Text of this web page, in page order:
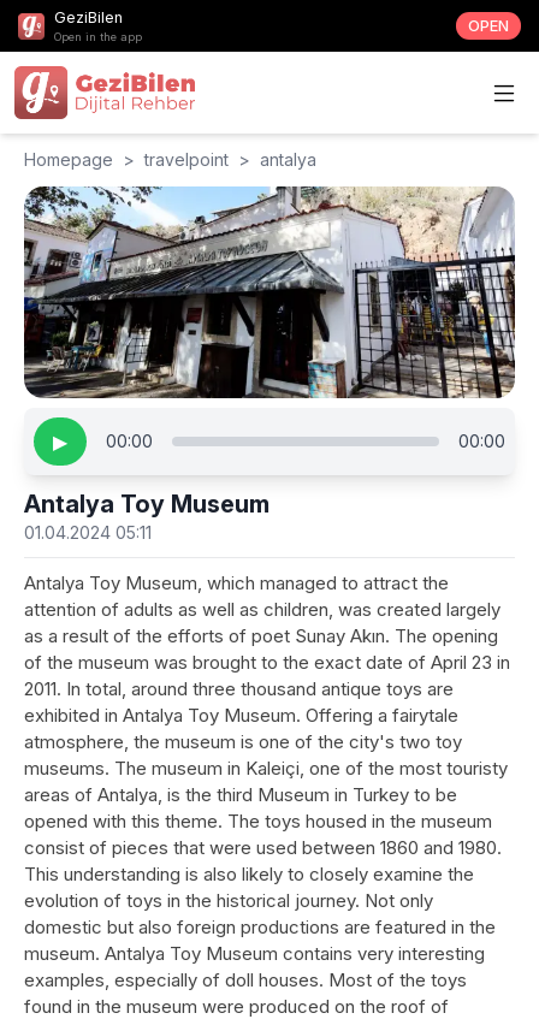
GeziBilen
Open in the app
OPEN
Homepage > travelpoint > antalya
▶ 00:00 00:00
Antalya Toy Museum
01.04.2024 05:11
Antalya Toy Museum, which managed to attract the
attention of adults as well as children, was created largely
as a result of the efforts of poet Sunay Akın. The opening
of the museum was brought to the exact date of April 23 in
2011. In total, around three thousand antique toys are
exhibited in Antalya Toy Museum. Offering a fairytale
atmosphere, the museum is one of the city's two toy
museums. The museum in Kaleiçi, one of the most touristy
areas of Antalya, is the third Museum in Turkey to be
opened with this theme. The toys housed in the museum
consist of pieces that were used between 1860 and 1980.
This understanding is also likely to closely examine the
evolution of toys in the historical journey. Not only
domestic but also foreign productions are featured in the
museum. Antalya Toy Museum contains very interesting
examples, especially of doll houses. Most of the toys
found in the museum were produced on the roof of